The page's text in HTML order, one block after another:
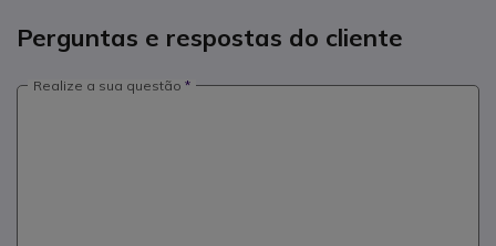
Perguntas e respostas do cliente
Realize a sua questão